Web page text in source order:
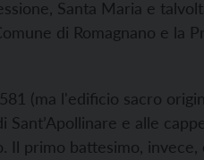
Santa Maria e
di Romagnano e la
(ma l'edificio sacro
e alle
Il primo battesimo,